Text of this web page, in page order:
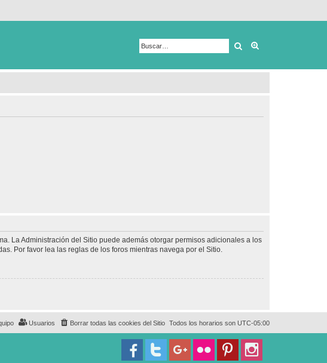
Buscar
La Administración del Sitio puede además otorgar permisos adicionales a los
Por favor lea las reglas de los foros mientras navega por el Sitio.
Todos los horarios son UTC-05:00
Borrar todas las cookies del Sitio
Usuarios